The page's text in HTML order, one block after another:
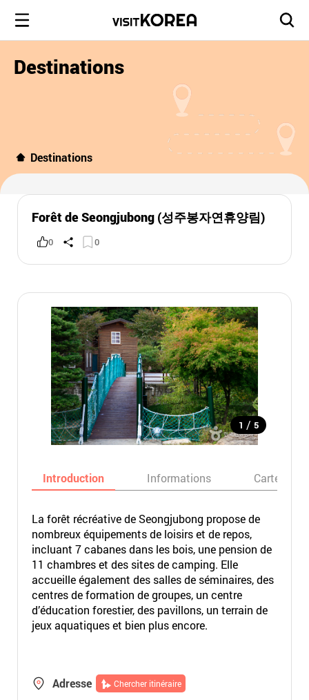
Destinations
Destinations
Forêt de Seongjubong (성주봉자연휴양림)
0 0
1 / 5
Introduction Informations Carte
La forêt récréative de Seongjubong propose de
nombreux équipements de loisirs et de repos,
incluant 7 cabanes dans les bois, une pension de
11 chambres et des sites de camping. Elle
accueille également des salles de séminaires, des
centres de formation de groupes, un centre
d’éducation forestier, des pavillons, un terrain de
jeux aquatiques et bien plus encore.
Adresse Chercher itinéraire